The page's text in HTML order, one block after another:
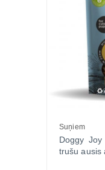
Suņiem
Doggy
trušu ausis